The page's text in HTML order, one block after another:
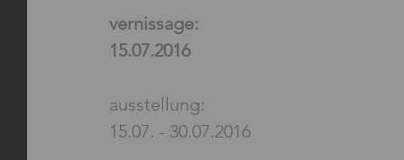
vernissage:
15.07.2016
ausstellung:
15.07. - 30.07.2016